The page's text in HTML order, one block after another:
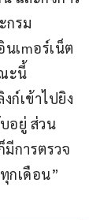
กรม
เmอร์เน็ต
ะนี้
ก์เข้าไปยิง
อยู่ ส่วน
การตรวจ
กเดือน”